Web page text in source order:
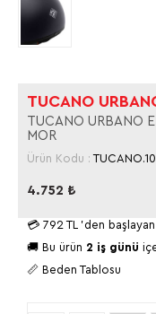
TUCANO
TUCANO URBANO
MOR
Ürün Kodu :
4.752 ₺
💳 792 TL 'den
🚚 Bu ürün 2 iş günü
📏 Beden Tablosu